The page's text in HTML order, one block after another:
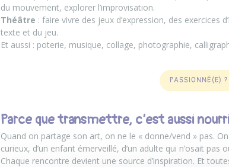
du mouvement, explorer l’improvisation.
Théâtre : faire vivre des jeux d’expression, des exercices
texte et du jeu.
Et aussi : poterie, musique, collage, photographie,
PASSIONNÉ(E)
Parce que transmettre, c’est aussi
Quand on partage son art, on ne le « donne/vend » pas.
curieux, d’un enfant émerveillé, d’un adulte qui n’osait pas
Chaque rencontre devient une source d’inspiration. Et